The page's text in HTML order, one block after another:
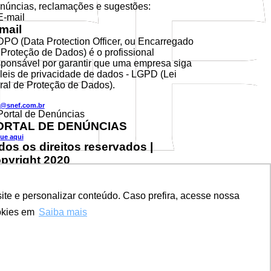
e personalizar conteúdo. Caso prefira, acesse nossa
em Saiba mais
e personalizar conteúdo. Caso prefira, acesse nossa
em Saiba mais
reclamações e sugestões:
(Data Protection Officer, ou Encarregado
de Dados) é o profissional
por garantir que uma empresa siga
de privacidade de dados - LGPD (Lei
de Proteção de Dados).
DE DENÚNCIAS
aqui
os direitos reservados |
2020